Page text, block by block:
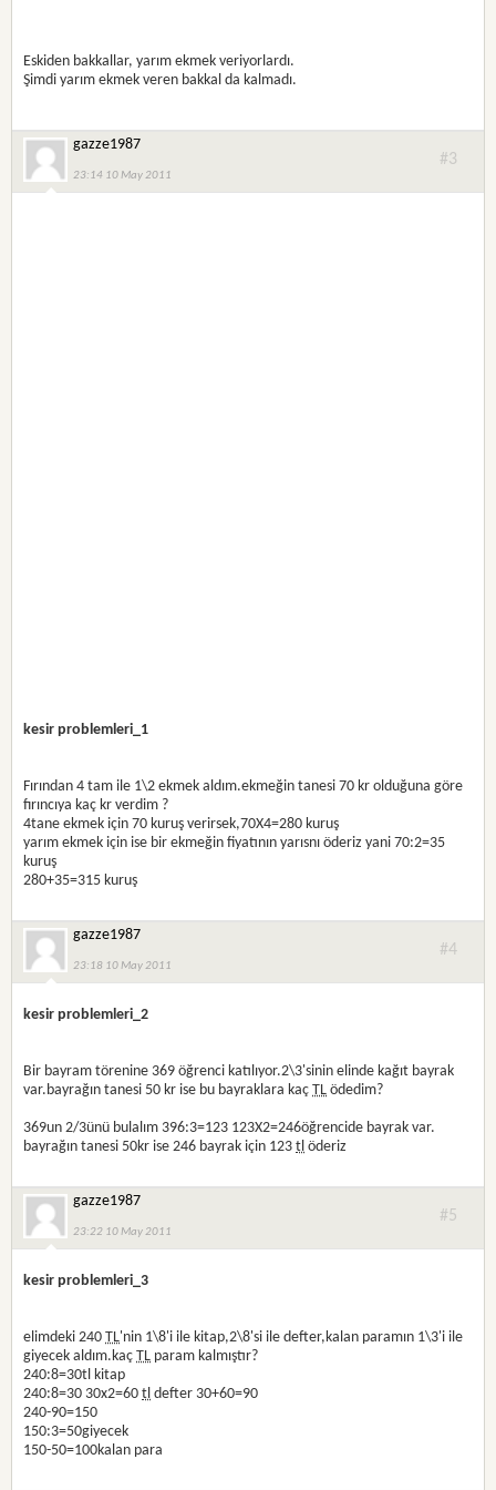
Eskiden bakkallar, yarım ekmek veriyorlardı.
Şimdi yarım ekmek veren bakkal da kalmadı.
gazze1987
23:14 10 May 2011
#3
kesir problemleri_1
Fırından 4 tam ile 1\2 ekmek aldım.ekmeğin tanesi 70 kr olduğuna göre
fırıncıya kaç kr verdim ?
4tane ekmek için 70 kuruş verirsek,70X4=280 kuruş
yarım ekmek için ise bir ekmeğin fiyatının yarısnı öderiz yani 70:2=35
kuruş
280+35=315 kuruş
gazze1987
23:18 10 May 2011
#4
kesir problemleri_2
Bir bayram törenine 369 öğrenci katılıyor.2\3'sinin elinde kağıt bayrak
var.bayrağın tanesi 50 kr ise bu bayraklara kaçTL ödedim?
369un 2/3ünü bulalım 396:3=123 123X2=246öğrencide bayrak var.
bayrağın tanesi 50kr ise 246 bayrak için 123tl öderiz
gazze1987
23:22 10 May 2011
#5
kesir problemleri_3
elimdeki 240TL'nin 1\8'i ile kitap,2\8'si ile defter,kalan paramın 1\3'i ile
giyecek aldım.kaçTL param kalmıştır?
240:8=30tl kitap
240:8=30 30x2=60tl defter 30+60=90
240-90=150
150:3=50giyecek
150-50=100kalan para